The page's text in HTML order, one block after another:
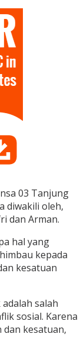
03 Tanjung
diwakili oleh,
dan Arman.
hal yang
kepada
kesatuan
salah
sosial. Karena
kesatuan,